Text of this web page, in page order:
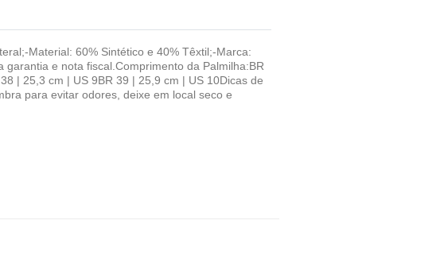
Material: 60% Sintético e 40% Têxtil;-Marca:
e nota fiscal.Comprimento da Palmilha:BR
| 25,3 cm | US 9BR 39 | 25,9 cm | US 10Dicas de
para evitar odores, deixe em local seco e